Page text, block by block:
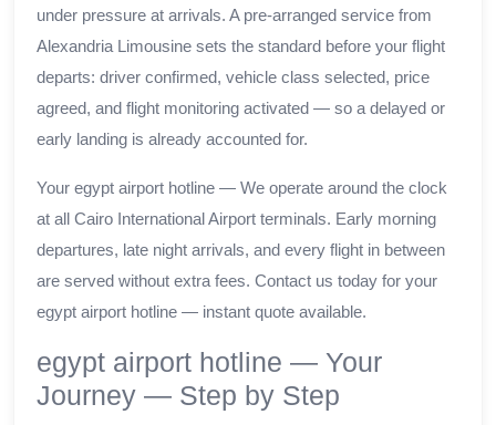
under pressure at arrivals. A pre-arranged service from
Alexandria Limousine sets the standard before your flight
departs: driver confirmed, vehicle class selected, price
agreed, and flight monitoring activated — so a delayed or
early landing is already accounted for.
Your egypt airport hotline — We operate around the clock
at all Cairo International Airport terminals. Early morning
departures, late night arrivals, and every flight in between
are served without extra fees. Contact us today for your
egypt airport hotline — instant quote available.
egypt airport hotline — Your
Journey — Step by Step